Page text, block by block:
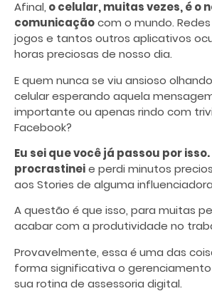
Afinal, o celular, muitas vezes, é o
comunicaçãocom o mundo.
jogos e tantos outros aplicativos
horas preciosas de nosso dia.
E quem nunca se viu ansioso
celular esperando aquela
importante ou apenas rindo com
Facebook?
Eu sei que você já passou por
procrastineie perdi minutos
aos Stories de alguma
A questão é que isso, para muitas
acabar com a produtividade no
Provavelmente, essa é uma das
forma significativa o
sua rotina de assessoria digital.